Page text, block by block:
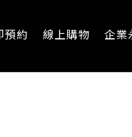
預約 線上購物 企業